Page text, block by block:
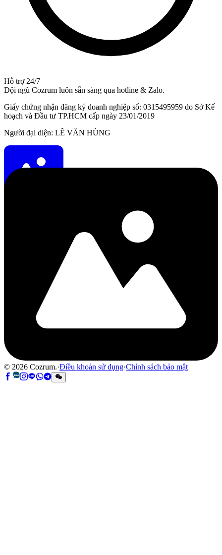
Hỗ trợ 24/7
Đội ngũ Cozrum luôn sẵn sàng qua hotline & Zalo.
Giấy chứng nhận đăng ký doanh nghiệp số: 0315495959 do Sở Kế
hoạch và Đầu tư TP.HCM cấp ngày 23/01/2019
Người đại diện: LÊ VĂN HÙNG
© 2026 Cozrum.·Điều khoản sử dụng·Chính sách bảo mật